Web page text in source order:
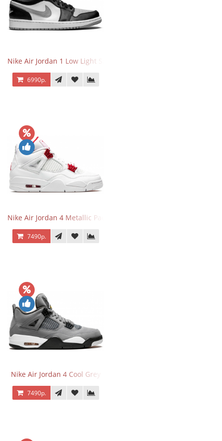
Nike Air Jordan 1 Low Light Smoke Grey
6990р.
Nike Air Jordan 4 Metallic Pack University Red
7490р.
Nike Air Jordan 4 Cool Grey
7490р.